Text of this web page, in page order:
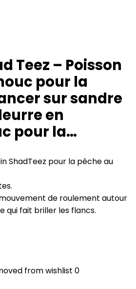
Teez – Poisson
pour la
sur sandre
en
pour la…
ShadTeez pour la pêche au
de roulement autour
qui fait briller les flancs.
from wishlist 0